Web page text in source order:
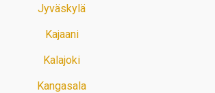
Jyväskylä
Kajaani
Kalajoki
Kangasala